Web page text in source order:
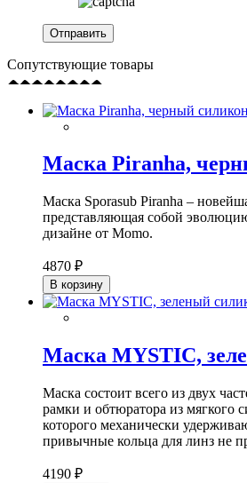
Сопутствующие товары
Маска Piranha,
Маска Sporasub Piranha –
представляющая собой
дизайне от Momo.
4870 ₽
В корзину
Маска MYSTIC,
Маска состоит всего из двух
рамки и обтюратора из мягкого
которого механически
привычные кольца для линз не
4190 ₽